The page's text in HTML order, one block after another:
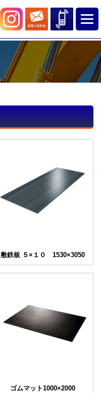
敷鉄板 ５×１０ 1530×3050
ゴムマット1000×2000